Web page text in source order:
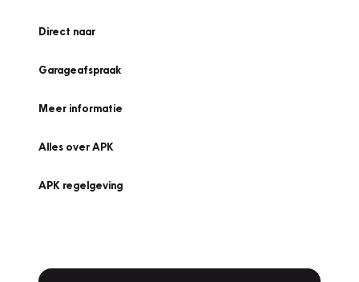
Direct naar
Garageafspraak
Meer informatie
Alles over APK
APK regelgeving